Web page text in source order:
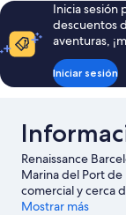
Inicia sesión
descuentos
aventuras,
Iniciar sesión
Renaissance
Marina del Port
comercial y cerca
emblemáticos
Mostrar más